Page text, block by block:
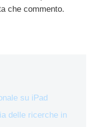
che commento.
su iPad
delle ricerche in